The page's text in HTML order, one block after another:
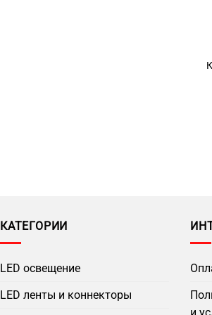
КАТЕГОРИИ
LED освещение
LED ленты и коннекторы